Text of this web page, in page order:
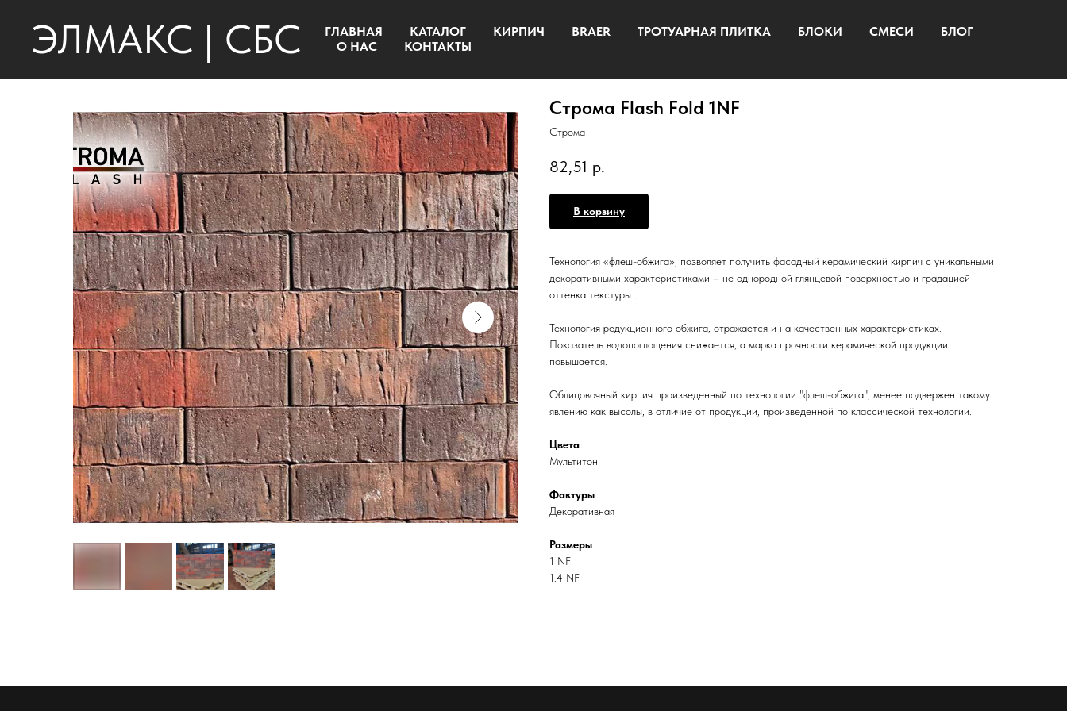
ЭЛМАКС | СБС ГЛАВНАЯ КАТАЛОГ КИРПИЧ BRAER ТРОТУАРНАЯ ПЛИТКА БЛОКИ СМЕСИ
БЛОГ
О НАС
КОНТАКТЫ
Строма Flash Fold 1NF
Строма
82,51 р.
В корзину
Технология «флеш-обжига», позволяет получить фасадный керамический кирпич с уникальными
декоративными характеристиками – не однородной глянцевой поверхностью и градацией
оттенка текстуры .
Технология редукционного обжига, отражается и на качественных характеристиках.
Показатель водопоглощения снижается, а марка прочности керамической продукции
повышается.
Облицовочный кирпич произведенный по технологии "флеш-обжига", менее подвержен такому
явлению как высолы, в отличие от продукции, произведенной по классической технологии.
Цвета
Мультитон
Фактуры
Декоративная
Размеры
1 NF
1.4 NF